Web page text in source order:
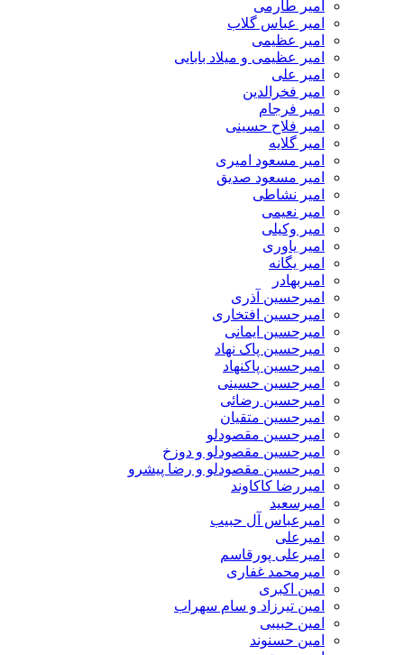
امیر طارمی
امیر عباس گلاب
امیر عظیمی
امیر عظیمی و میلاد بابایی
امیر علی
امیر فخرالدین
امیر فرجام
امیر فلاح حسینی
امیر گلایه
امیر مسعود امیری
امیر مسعود صدیق
امیر نشاطی
امیر نعیمی
امیر وکیلی
امیر یاوری
امیر یگانه
امیربهادر
امیرحسین آذری
امیرحسین افتخاری
امیرحسین ایمانی
امیرحسین پاک نهاد
امیرحسین پاکنهاد
امیرحسین حسینی
امیرحسین رضائی
امیرحسین متقیان
امیرحسین مقصودلو
امیرحسین مقصودلو و دوزخ
امیرحسین مقصودلو و رضا پیشرو
امیررضا کاکاوند
امیرسعید
امیرعباس آل حبیب
امیرعلی
امیرعلی پورقاسم
امیرمحمد غفاری
امین اکبری
امین تیرزاد و سام سهراب
امین حبیبی
امین حسنوند